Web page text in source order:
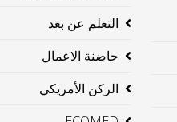
التعلم عن بعد
حاضنة الاعمال
الركن الأمريكي